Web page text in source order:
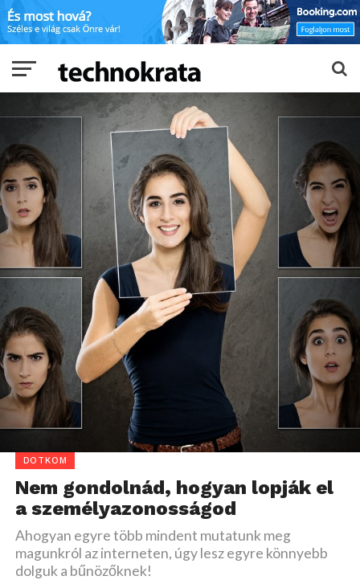
DOTKOM
Nem gondolnád, hogyan lopják el
a személyazonosságod
Ahogyan egyre több mindent mutatunk meg
magunkról az interneten, úgy lesz egyre könnyebb
dolguk a bűnözőknek!